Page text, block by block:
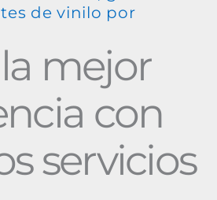
de vinilo por
mejor
con
servicios